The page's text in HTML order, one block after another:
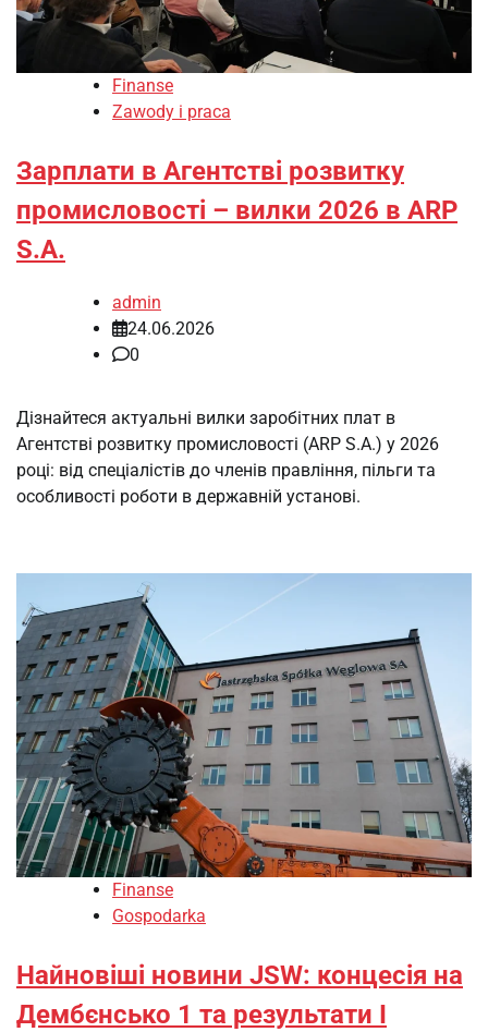
Finanse
Zawody i praca
Зарплати в Агентстві розвитку
промисловості – вилки 2026 в ARP
S.A.
admin
24.06.2026
0
Дізнайтеся актуальні вилки заробітних плат в
Агентстві розвитку промисловості (ARP S.A.) у 2026
році: від спеціалістів до членів правління, пільги та
особливості роботи в державній установі.
Finanse
Gospodarka
Найновіші новини JSW: концесія на
Дембєнсько 1 та результати І